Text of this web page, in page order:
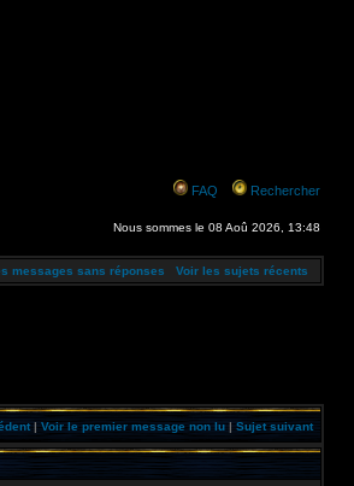
FAQ Rechercher
Nous sommes le 08 Aoû 2026, 13:48
messages sans réponses Voir les sujets récents
|Voir le premier message non lu | Sujet suivant